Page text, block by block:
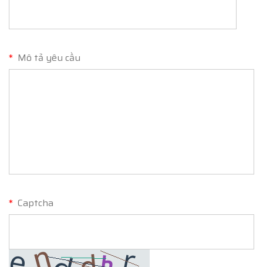
* Mô tả yêu cầu
* Captcha